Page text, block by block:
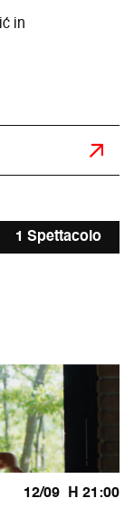
in
1 Spettacolo
12/09 H 21:00